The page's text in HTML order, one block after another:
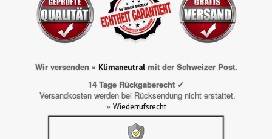
Wir versenden » Klimaneutralmit der Schweizer Post.
14 Tage Rückgaberecht ✓
Versandkosten werden bei Rücksendung nicht erstattet.
» Wiederrufsrecht